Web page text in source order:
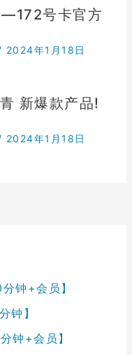
号卡官方
2024年1月18日
新爆款产品!
2024年1月18日
钟+会员】
钟】
钟+会员】